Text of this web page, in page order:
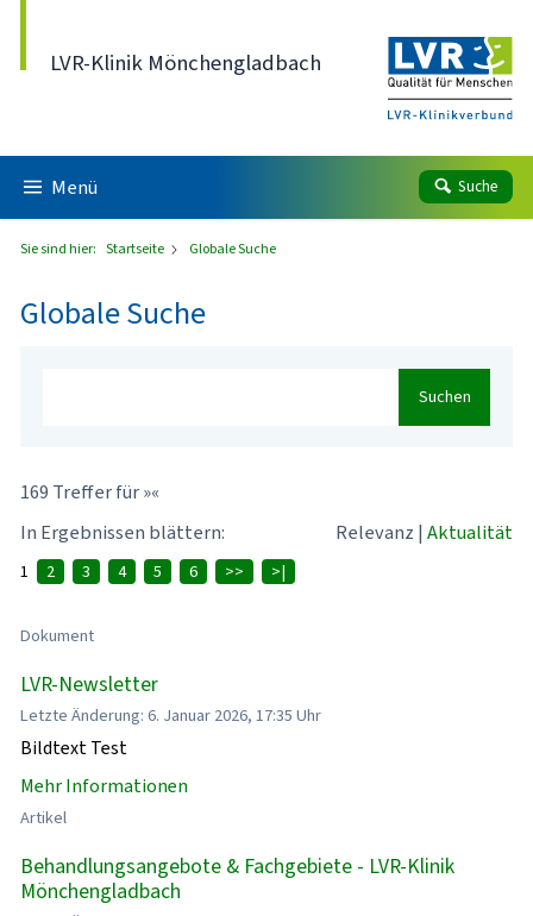
LVR-Klinik Mönchengladbach
Menü Suche
Sie sind hier: Startseite Globale Suche
Globale Suche
Suchen
169 Treffer für »«
In Ergebnissen blättern:
Relevanz | Aktualität
1 2 3 4 5 6 >> >|
Dokument
LVR-Newsletter
Letzte Änderung: 6. Januar 2026, 17:35 Uhr
Bildtext Test
Mehr Informationen
Artikel
Behandlungsangebote & Fachgebiete - LVR-Klinik
Mönchengladbach